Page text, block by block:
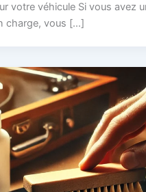
votre véhicule Si vous avez
charge, vous […]